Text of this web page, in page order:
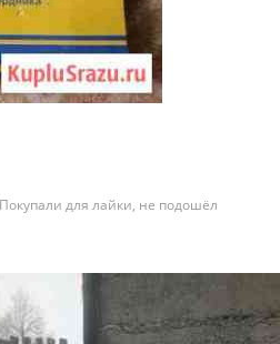
для лайки, не подошёл